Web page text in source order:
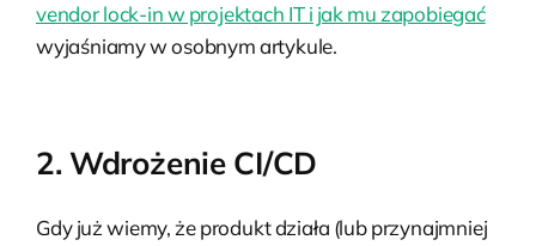
vendor lock-in w projektach IT i jak mu zapobiegać
wyjaśniamy w osobnym artykule.
2. Wdrożenie CI/CD
Gdy już wiemy, że produkt działa (lub przynajmniej